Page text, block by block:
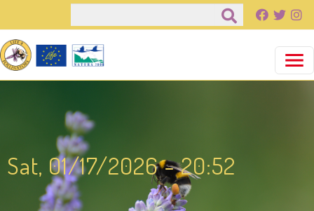
Salta al contenuto principale
Sat, 01/17/2026 - 20:52